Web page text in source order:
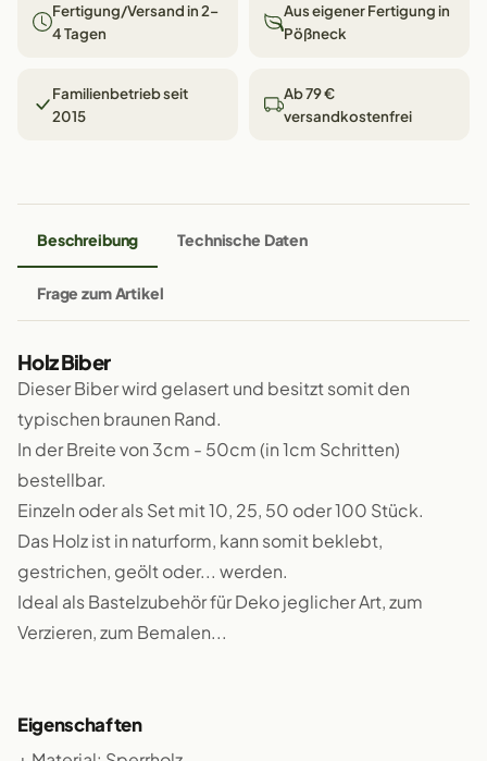
Fertigung/Versand in 2–
4 Tagen
Aus eigener Fertigung in
Pößneck
Familienbetrieb seit
2015
Ab 79 €
versandkostenfrei
Beschreibung Technische Daten
Frage zum Artikel
Holz Biber
Dieser Biber wird gelasert und besitzt somit den
typischen braunen Rand.
In der Breite von 3cm - 50cm (in 1cm Schritten)
bestellbar.
Einzeln oder als Set mit 10, 25, 50 oder 100 Stück.
Das Holz ist in naturform, kann somit beklebt,
gestrichen, geölt oder... werden.
Ideal als Bastelzubehör für Deko jeglicher Art, zum
Verzieren, zum Bemalen...
Eigenschaften